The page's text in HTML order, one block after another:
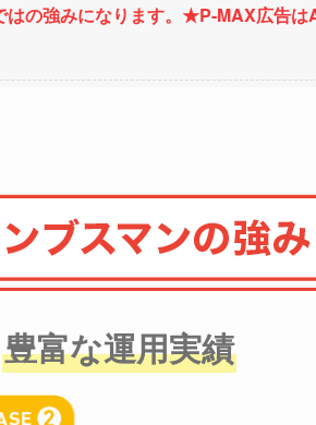
の強みになります。★P-MAX広告は
豊富な運用実績